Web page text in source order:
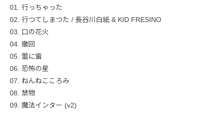
01. 行っちゃった
02. 行つてしまつた / 長谷川白紙 & KID FRESINO
03. 口の花火
04. 撤回
05. 蕾に雷
06. 恐怖の星
07. ねんねこころみ
08. 禁物
09. 魔法インター (v2)